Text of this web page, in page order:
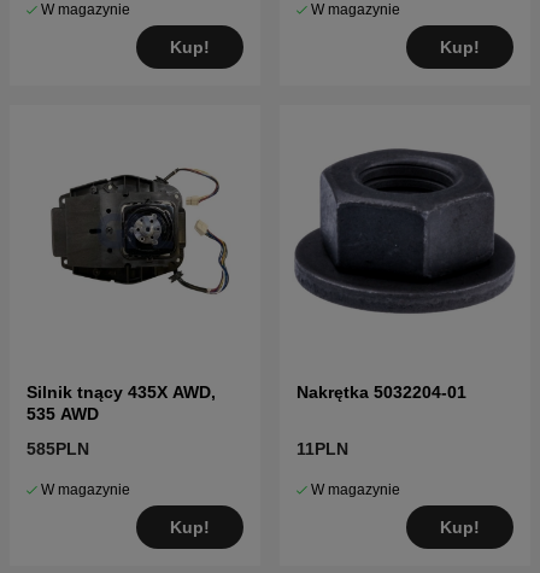
W magazynie
Kup!
W magazynie
Kup!
Silnik tnący 435X AWD,
535 AWD
585PLN
W magazynie
Kup!
Nakrętka 5032204-01
11PLN
W magazynie
Kup!